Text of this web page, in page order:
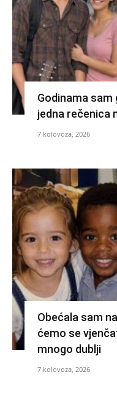
Godinama sam
jedna rečenica
7 kolovoza, 2026
Obećala sam
ćemo se
mnogo dublji
7 kolovoza, 2026